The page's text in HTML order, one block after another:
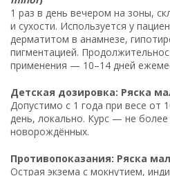
1 раз в день вечером на зоны,
и сухости. Используется у
дерматитом в анамнезе,
пигментацией.
применения — 10–14 дней
Детская дозировка: Ряска
Допустимо с 1 года при весе от
день, локально. Курс — не более
новорождённых.
Противопоказания: Ряска
Острая экзема с мокнутием,